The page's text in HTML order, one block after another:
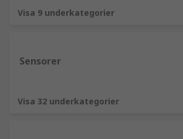
Visa 9 underkategorier
Sensorer
Visa 32 underkategorier